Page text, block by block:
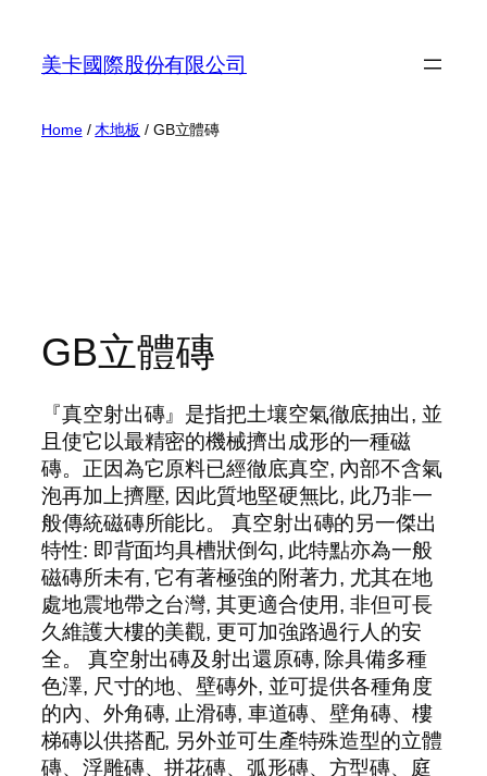
content
美卡國際股份有限公司
Home/ 木地板 / GB立體磚
GB立體磚
『真空射出磚』是指把土壤空氣徹底抽出, 並
且使它以最精密的機械擠出成形的一種磁
磚。正因為它原料已經徹底真空, 內部不含氣
泡再加上擠壓, 因此質地堅硬無比, 此乃非一
般傳統磁磚所能比。 真空射出磚的另一傑出
特性: 即背面均具槽狀倒勾, 此特點亦為一般
磁磚所未有, 它有著極強的附著力, 尤其在地
處地震地帶之台灣, 其更適合使用, 非但可長
久維護大樓的美觀, 更可加強路過行人的安
全。 真空射出磚及射出還原磚, 除具備多種
色澤, 尺寸的地、壁磚外, 並可提供各種角度
的內、外角磚, 止滑磚, 車道磚、壁角磚、樓
梯磚以供搭配, 另外並可生產特殊造型的立體
磚、浮雕磚、拼花磚、弧形磚、方型磚、庭